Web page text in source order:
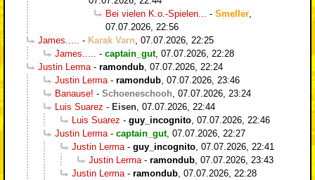
Bei vielen K.o.-Spielen...
- Smeller
07.07.2026, 22:56
James.....
- Karak Varn 07.07.2026, 22:25
James.....
- captain_gut, 07.07.2026, 22:28
Justin Lerma - ramondub 07.07.2026, 22:24
Justin Lerma - ramondub 07.07.2026, 23:46
Banause! - Schoeneschooh 07.07.2026, 23:24
Luis Suarez - Eisen 07.07.2026, 22:44
Luis Suarez - guy_incognito 07.07.2026, 22:46
Justin Lerma - captain_gut, 07.07.2026, 22:27
Justin Lerma - guy_incognito 07.07.2026, 22:41
Justin Lerma - ramondub 07.07.2026, 23:43
Justin Lerma - ramondub 07.07.2026, 22:28